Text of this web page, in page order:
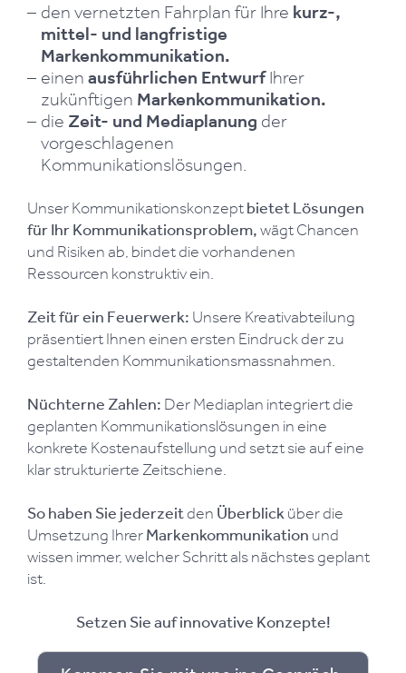
den vernetzten Fahrplan für Ihre kurz-,
mittel- und langfristige
Markenkommunikation.
einen ausführlichen EntwurfIhrer
zukünftigen Markenkommunikation.
die Zeit- und Mediaplanung der
vorgeschlagenen
Kommunikationslösungen.
Unser Kommunikationskonzeptbietet Lösungen
für Ihr Kommunikationsproblem,wägt Chancen
und Risiken ab, bindet die vorhandenen
Ressourcen konstruktiv ein.
Zeit für ein Feuerwerk: Unsere Kreativabteilung
präsentiert Ihnen einen ersten Eindruck der zu
gestaltenden Kommunikationsmassnahmen.
Nüchterne Zahlen: Der Mediaplan integriert die
geplanten Kommunikationslösungen in eine
konkrete Kostenaufstellung und setzt sie auf eine
klar strukturierte Zeitschiene.
So haben Sie jederzeitden Überblicküber die
Umsetzung IhrerMarkenkommunikation und
wissen immer, welcher Schritt als nächstes geplant
ist.
Setzen Sie auf innovative Konzepte!